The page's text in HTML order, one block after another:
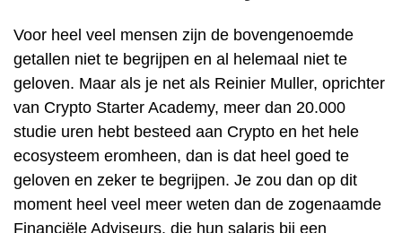
Voor heel veel mensen zijn de bovengenoemde
getallen niet te begrijpen en al helemaal niet te
geloven. Maar als je net als Reinier Muller, oprichter
van Crypto Starter Academy, meer dan 20.000
studie uren hebt besteed aan Crypto en het hele
ecosysteem eromheen, dan is dat heel goed te
geloven en zeker te begrijpen. Je zou dan op dit
moment heel veel meer weten dan de zogenaamde
Financiële Adviseurs, die hun salaris bij een